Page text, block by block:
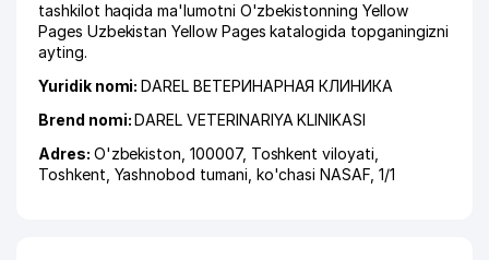
tashkilot haqida ma'lumotni O'zbekistonning Yellow
Pages Uzbekistan Yellow Pages katalogida topganingizni
ayting.
Yuridik nomi:DAREL ВЕТЕРИНАРНАЯ КЛИНИКА
Brend nomi:DAREL VETERINARIYA KLINIKASI
Adres: O'zbekiston, 100007, Toshkent viloyati
Toshkent Yashnobod tumani ko'chasi NASAF, 1/1